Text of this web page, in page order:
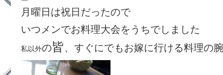
月曜日は祝日だったので
いつメンでお料理大会をうちでしました
私以外の皆、すぐにでもお嫁に行ける料理の